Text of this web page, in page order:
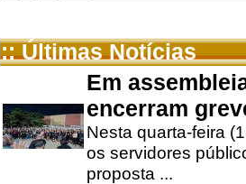
:: Últimas Notícias
Em
encerram
Nesta quarta-feira
os servidores
proposta ...